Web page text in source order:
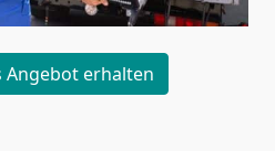
Angebot erhalten